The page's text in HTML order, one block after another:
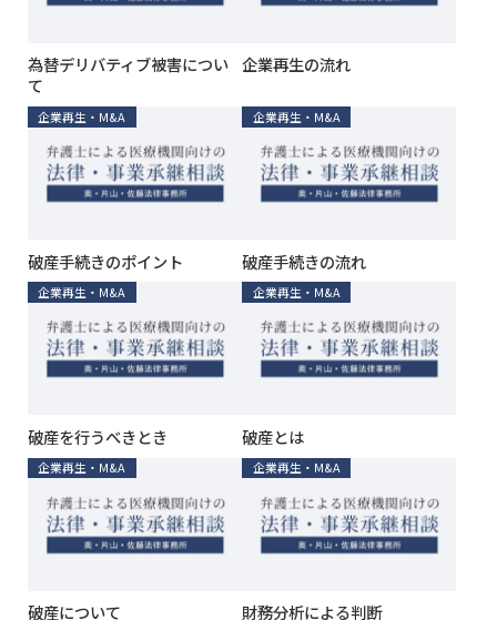
為替デリバティブ被害につい
て
企業再生の流れ
企業再生・M&A
破産手続きのポイント
企業再生・M&A
破産手続きの流れ
企業再生・M&A
破産を行うべきとき
企業再生・M&A
破産とは
企業再生・M&A
破産について
企業再生・M&A
財務分析による判断